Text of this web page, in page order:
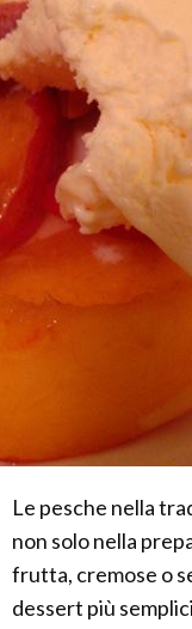
Le pesche nella
non solo nella
frutta, cremose o
dessert più